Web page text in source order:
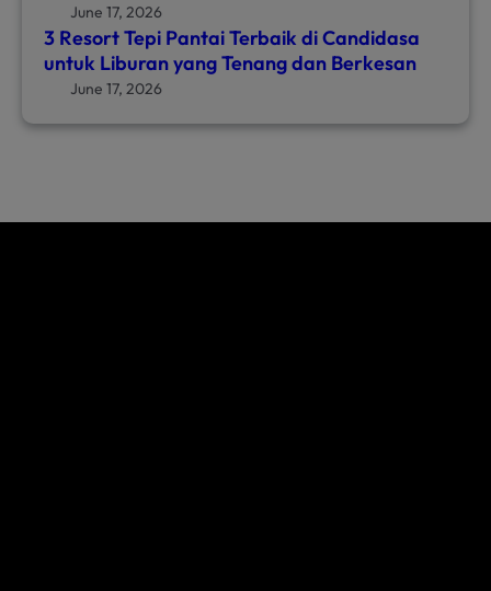
June 17, 2026
3 Resort Tepi Pantai Terbaik di Candidasa
untuk Liburan yang Tenang dan Berkesan
June 17, 2026